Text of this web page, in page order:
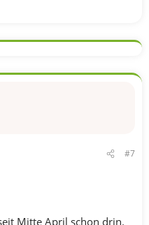
#7
Mitte April schon drin.